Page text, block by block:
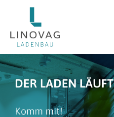
DER LADEN LÄUFT
Komm mit!